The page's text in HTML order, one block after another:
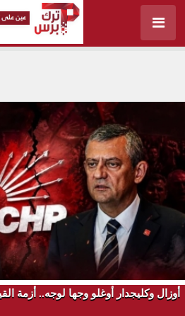
أوزال وكليجدار أوغلو وجها لوجه.. أزمة